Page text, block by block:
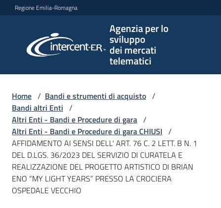
Vai al contenuto
Vai alla navigazione
Vai al footer
Regione Emilia-Romagna
Agenzia per lo
sviluppo
dei mercati
telematici
per lo
sviluppo
telematici
L'Agenzia
Bandi
e
Home / Bandi e strumenti di acquisto /
Bandi altri Enti /
Altri Enti - Bandi e Procedure di gara /
Altri Enti - Bandi e Procedure di gara CHIUSI /
AFFIDAMENTO AI SENSI DELL' ART. 76 C. 2 LETT. B N. 1
DEL D.LGS. 36/2023 DEL SERVIZIO DI CURATELA E
REALIZZAZIONE DEL PROGETTO ARTISTICO DI BRIAN
ENO “MY LIGHT YEARS” PRESSO LA CROCIERA
OSPEDALE VECCHIO